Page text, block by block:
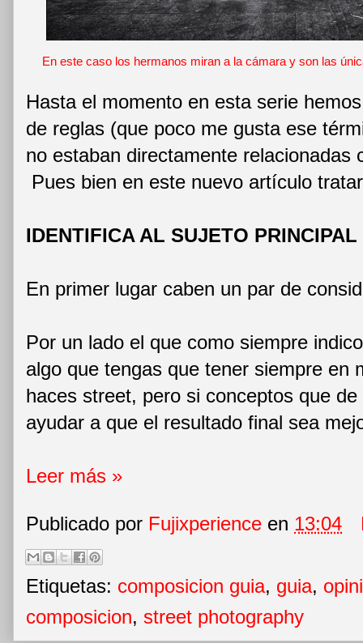
En este caso los hermanos miran a la cámara y son las
Hasta el momento en esta serie
de reglas (que poco me gusta ese
no estaban directamente relacionadas
Pues bien en este nuevo artículo
IDENTIFICA AL SUJETO PRINCIPAL
En primer lugar caben un par de
Por un lado el que como siempre
algo que tengas que tener siempre en
haces street, pero si conceptos que
ayudar a que el resultado final sea
Leer más »
Publicado por Fujixperience en 13:04
Etiquetas: composicion guia, guia,
composicion, street photography